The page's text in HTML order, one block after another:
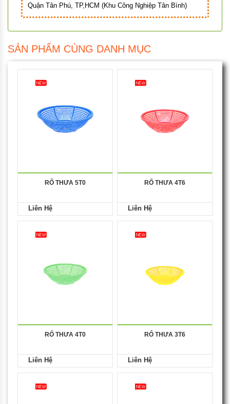
Quận Tân Phú, TP,HCM (Khu Công Nghiệp Tân Bình)
SẢN PHẨM CÙNG DANH MỤC
RỔ THƯA 5T0
Liên Hệ
RỔ THƯA 4T6
Liên Hệ
RỔ THƯA 4T0
Liên Hệ
RỔ THƯA 3T6
Liên Hệ